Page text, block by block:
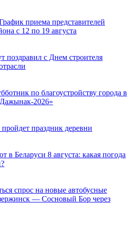
приема представителей
с 12 по 19 августа
поздравил с Днем строителя
по благоустройству города в
2026»
праздник деревни
в Беларуси 8 августа: какая погода
спрос на новые автобусные
— Сосновый Бор через